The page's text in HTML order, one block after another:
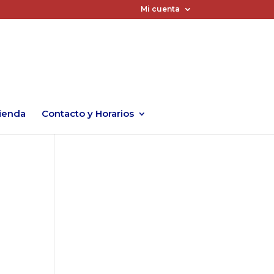
Mi cuenta
Contacto y Horarios